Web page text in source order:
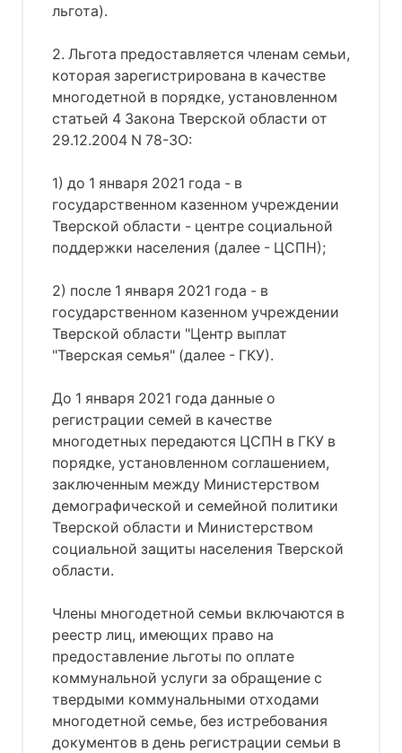
льгота).
2. Льгота предоставляется членам семьи,
которая зарегистрирована в качестве
многодетной в порядке, установленном
статьей 4 Закона Тверской области от
29.12.2004 N 78-ЗО:
1) до 1 января 2021 года - в
государственном казенном учреждении
Тверской области - центре социальной
поддержки населения (далее - ЦСПН);
2) после 1 января 2021 года - в
государственном казенном учреждении
Тверской области "Центр выплат
"Тверская семья" (далее - ГКУ).
До 1 января 2021 года данные о
регистрации семей в качестве
многодетных передаются ЦСПН в ГКУ в
порядке, установленном соглашением,
заключенным между Министерством
демографической и семейной политики
Тверской области и Министерством
социальной защиты населения Тверской
области.
Члены многодетной семьи включаются в
реестр лиц, имеющих право на
предоставление льготы по оплате
коммунальной услуги за обращение с
твердыми коммунальными отходами
многодетной семье, без истребования
документов в день регистрации семьи в